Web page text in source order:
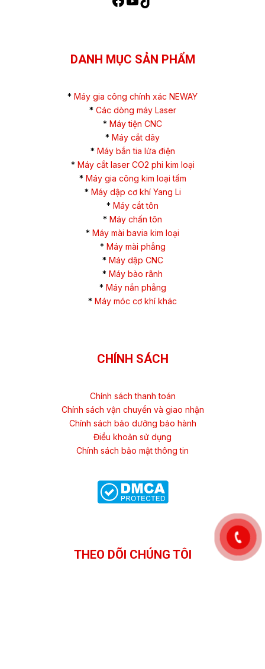
DANH MỤC SẢN PHẨM
* Máy gia công chính xác NEWAY
* Các dòng máy Laser
* Máy tiện CNC
* Máy cắt dây
* Máy bắn tia lửa điện
* Máy cắt laser CO2 phi kim loại
* Máy gia công kim loại tấm
* Máy dập cơ khí Yang Li
* Máy cắt tôn
* Máy chấn tôn
* Máy mài bavia kim loại
* Máy mài phẳng
* Máy dập CNC
* Máy bào rãnh
* Máy nắn phẳng
* Máy móc cơ khí khác
CHÍNH SÁCH
Chính sách thanh toán
Chính sách vận chuyển và giao nhận
Chính sách bảo dưỡng bảo hành
Điều khoản sử dụng
Chính sách bảo mật thông tin
THEO DÕI CHÚNG TÔI